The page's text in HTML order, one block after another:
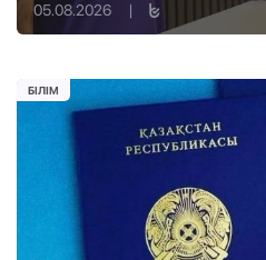
05.08.2026 |
БІЛІМ